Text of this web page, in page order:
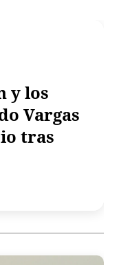
y los
Vargas
tras